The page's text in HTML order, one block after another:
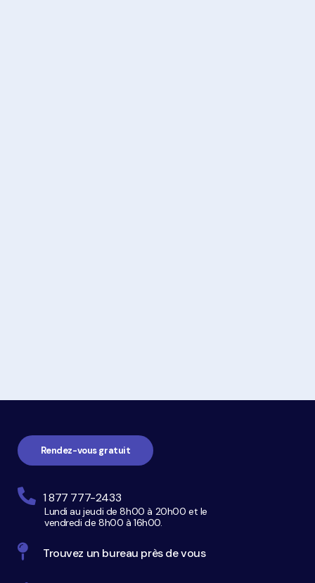
page
Rendez-vous gratuit
1 877 777-2433
Lundi au jeudi de 8h00 à 20h00 et le
vendredi de 8h00 à 16h00.
Trouvez un bureau près de vous